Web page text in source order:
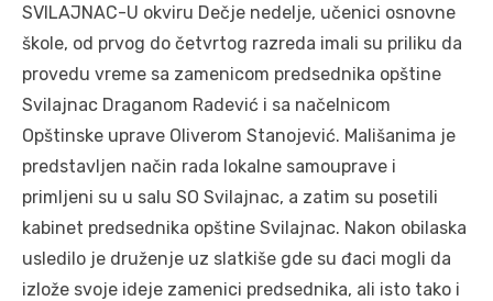
SVILAJNAC-U okviru Dečje nedelje, učenici osnovne
škole, od prvog do četvrtog razreda imali su priliku da
provedu vreme sa zamenicom predsednika opštine
Svilajnac Draganom Radević i sa načelnicom
Opštinske uprave Oliverom Stanojević. Mališanima je
predstavljen način rada lokalne samouprave i
primljeni su u salu SO Svilajnac, a zatim su posetili
kabinet predsednika opštine Svilajnac. Nakon obilaska
usledilo je druženje uz slatkiše gde su đaci mogli da
izlože svoje ideje zamenici predsednika, ali isto tako i